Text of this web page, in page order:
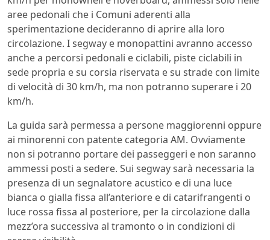
aree pedonali che i Comuni aderenti alla
sperimentazione decideranno di aprire alla loro
circolazione. I segway e monopattini avranno accesso
anche a percorsi pedonali e ciclabili, piste ciclabili in
sede propria e su corsia riservata e su strade con limite
di velocità di 30 km/h, ma non potranno superare i 20
km/h.
La guida sarà permessa a persone maggiorenni oppure
ai minorenni con patente categoria AM. Ovviamente
non si potranno portare dei passeggeri e non saranno
ammessi posti a sedere. Sui segway sarà necessaria la
presenza di un segnalatore acustico e di una luce
bianca o gialla fissa all’anteriore e di catarifrangenti o
luce rossa fissa al posteriore, per la circolazione dalla
mezz’ora successiva al tramonto o in condizioni di